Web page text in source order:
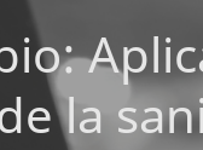
la